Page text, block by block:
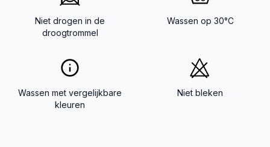
Niet drogen in de
droogtrommel
Wassen op 30°C
Wassen met vergelijkbare
kleuren
Niet bleken